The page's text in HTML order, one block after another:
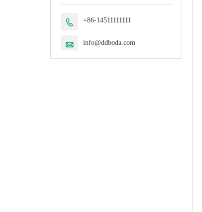
 +86-14511111111
 info@ddboda.com